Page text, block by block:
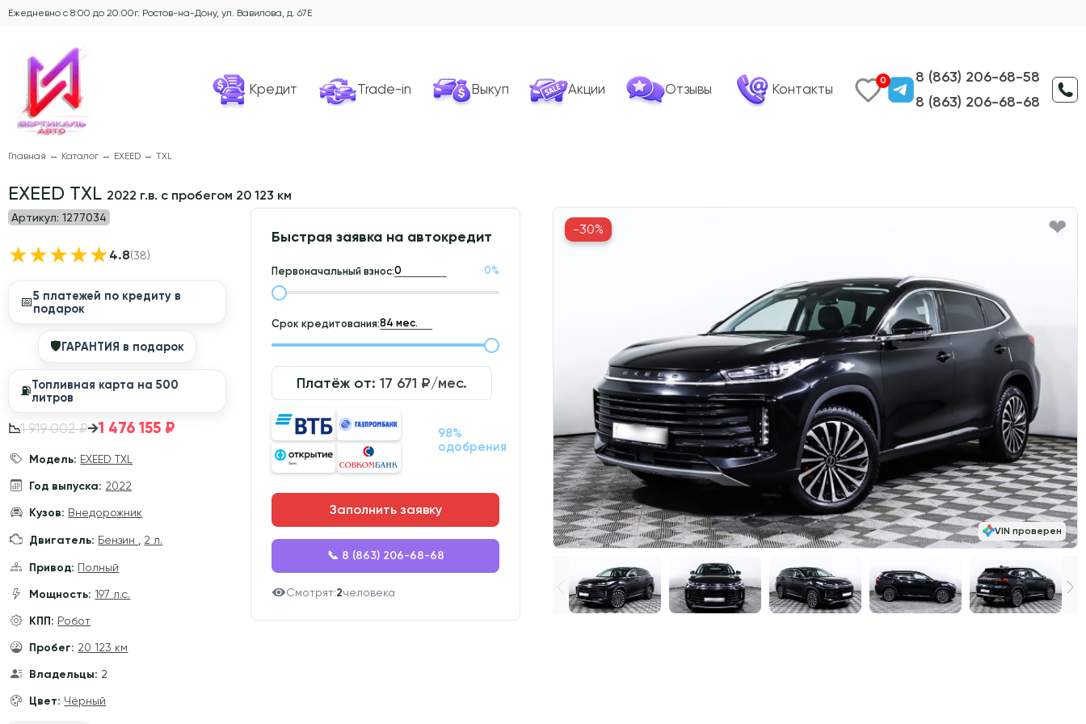
Ежедневно с 8:00 до 20:00г. Ростов-на-Дону, ул. Вавилова, д. 67Е
Кредит Trade-in Выкуп Акции Отзывы Контакты
0
8 (863) 206-68-58
8 (863) 206-68-68
Главная Каталог EXEED TXL
EXEED TXL 2022 г.в. с пробегом 20 123 км
Артикул: 1277034
★★★★★4.8(38)
📅5 платежей по кредиту в
подарок
🛡ГАРАНТИЯ в подарок
⛽️Топливная карта на 500
литров
📉1 919 002 ₽→1 476 155 ₽
Модель: EXEED TXL
Год выпуска: 2022
Кузов: Внедорожник
Двигатель: Бензин 2 л.
Привод: Полный
Мощность: 197 л.с.
КПП: Робот
Пробег: 20 123 км
Владельцы: 2
Цвет: Чёрный
Быстрая заявка на автокредит
Первоначальный взнос: 0%
Срок кредитования:
Платёж от: 17 671 ₽/мес.
98%
одобрения
Заполнить заявку
📞 8 (863) 206-68-68
Смотрят:2человека
VIN проверен
-30%